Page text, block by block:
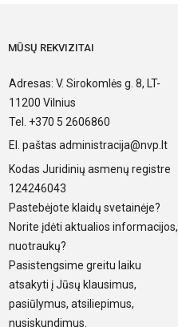
MŪSŲ REKVIZITAI
Adresas: V. Sirokomlės g. 8, LT-
11200 Vilnius
Tel. +370 5 2606860
El. paštas administracija@nvp.lt
Kodas Juridinių asmenų registre
124246043
Pastebėjote klaidų svetainėje?
Norite įdėti aktualios informacijos,
nuotraukų?
Pasistengsime greitu laiku
atsakyti į Jūsų klausimus,
pasiūlymus, atsiliepimus,
nusiskundimus.